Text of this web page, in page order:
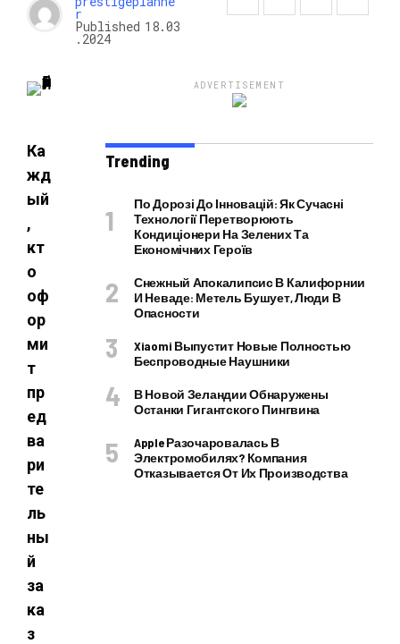
r
Published 18.03
.2024
Ка
жд
ый
,
кт
о
оф
ор
ми
т
пр
ед
ва
ри
те
ль
ны
й
за
ка
з
ADVERTISEMENT
Trending
По Дорозі До Інновацій: Як Сучасні
Технології Перетворюють
Кондиціонери На Зелених Та
Економічних Героїв
Снежный Апокалипсис В Калифорнии
И Неваде: Метель Бушует, Люди В
Опасности
Xiaomi Выпустит Новые Полностью
Беспроводные Наушники
В Новой Зеландии Обнаружены
Останки Гигантского Пингвина
Apple Разочаровалась В
Электромобилях? Компания
Отказывается От Их Производства